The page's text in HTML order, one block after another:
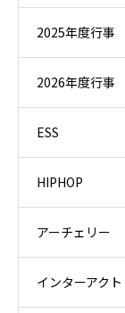
2025年度行事
2026年度行事
ESS
HIPHOP
アーチェリー
インターアクト